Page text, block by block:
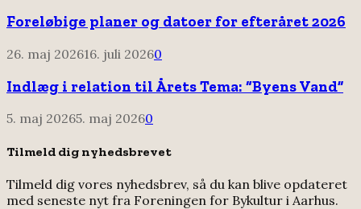
Foreløbige planer og datoer for efteråret 2026
26. maj 202616. juli 20260
Indlæg i relation til Årets Tema: “Byens Vand”
5. maj 20265. maj 20260
Tilmeld dig nyhedsbrevet
Tilmeld dig vores nyhedsbrev, så du kan blive opdateret
med seneste nyt fra Foreningen for Bykultur i Aarhus.